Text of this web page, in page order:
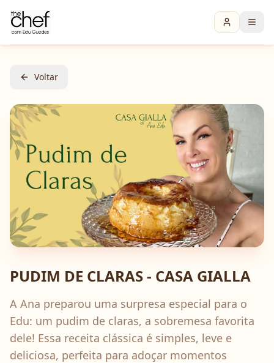
Voltar
PUDIM DE CLARAS - CASA GIALLA
A Ana preparou uma surpresa especial para o
Edu: um pudim de claras, a sobremesa favorita
dele! Essa receita clássica é simples, leve e
deliciosa, perfeita para adoçar momentos